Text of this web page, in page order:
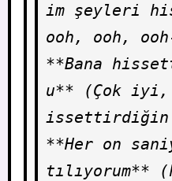
im şeyleri
ooh, ooh,
**Bana
u** (Çok iyi,
issettirdiğin
**Her on
tılıyorum**